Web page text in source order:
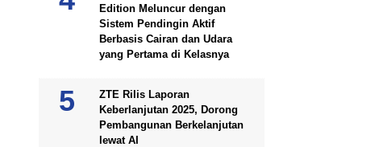
Edition Meluncur dengan
Sistem Pendingin Aktif
Berbasis Cairan dan Udara
yang Pertama di Kelasnya
ZTE Rilis Laporan
Keberlanjutan 2025, Dorong
Pembangunan Berkelanjutan
lewat AI